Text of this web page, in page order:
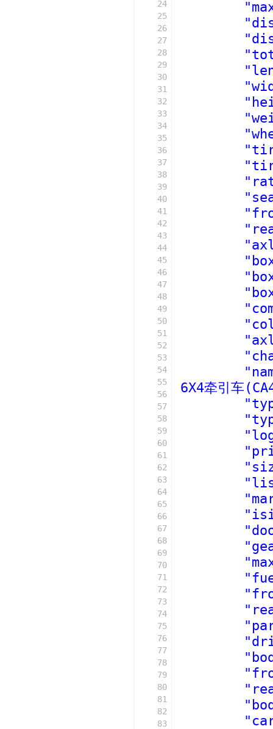
24
25
26
27
28
29
30
31
32
33
34
35
36
37
38
39
40
41
42
43
44
45
46
47
48
49
50
51
52
53
54
55
56
57
58
59
60
61
62
63
64
65
66
67
68
69
70
71
72
73
74
75
76
77
78
79
80
81
82
83
6X4牵引车